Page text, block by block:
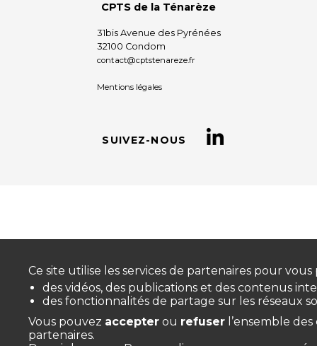
CPTS de la Ténarèze
31bis Avenue des Pyrénées
32100 Condom
contact@cptstenareze.fr
Mentions légales
SUIVEZ-NOUS
Ce site utilise les services de partenaires pour vous
des vidéos, des publications et des contenus
des fonctionnalités de partage sur les réseaux
Vous pouvez accepter ou refuser l’ensemble
partenaires.